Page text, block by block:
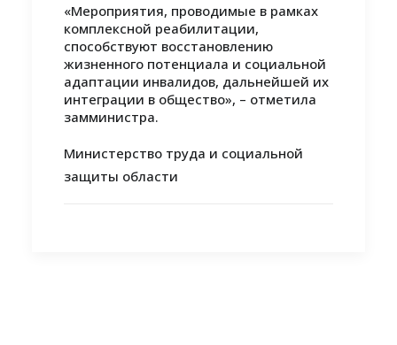
«Мероприятия, проводимые в рамках
комплексной реабилитации,
способствуют восстановлению
жизненного потенциала и социальной
адаптации инвалидов, дальнейшей их
интеграции в общество», – отметила
замминистра.
Министерство труда и социальной
защиты области